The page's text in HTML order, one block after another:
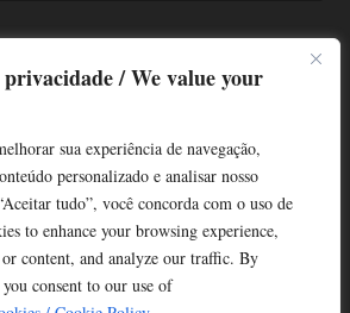
/ We value your
sua experiência de navegação,
personalizado e analisar nosso
tudo”, você concorda com o uso de
to enhance your browsing experience,
or content, and analyze our traffic. By
consent to our use of
2013 / 2026
MKT DIGITAL